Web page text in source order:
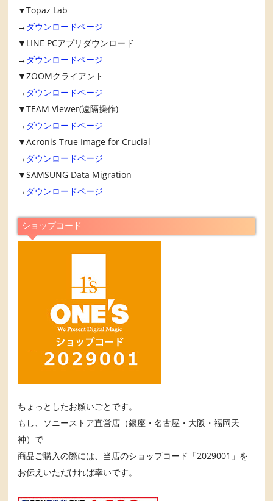
▼Topaz Lab
→ ダウンロードページ
▼LINE PCアプリダウンロード
→ ダウンロードページ
▼ZOOMクライアント
→ ダウンロードページ
▼TEAM Viewer(遠隔操作)
→ ダウンロードページ
▼Acronis True Image for Crucial
→ ダウンロードページ
▼SAMSUNG Data Migration
→ ダウンロードページ
ショップコード
ちょっとしたお願いごとです。
もし、ソニーストア直営店（銀座・名古屋・大阪・福岡天
神）で
商品ご購入の際には、当店のショップコード「2029001」を
お伝えいただければ幸いです。